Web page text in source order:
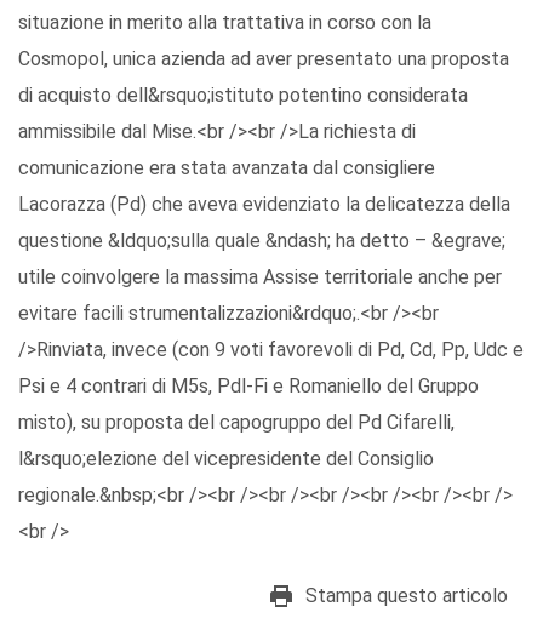
situazione in merito alla trattativa in corso con la
Cosmopol, unica azienda ad aver presentato una proposta
di acquisto dell&rsquo;istituto potentino considerata
ammissibile dal Mise.<br /><br />La richiesta di
comunicazione era stata avanzata dal consigliere
Lacorazza (Pd) che aveva evidenziato la delicatezza della
questione &ldquo;sulla quale &ndash; ha detto – &egrave;
utile coinvolgere la massima Assise territoriale anche per
evitare facili strumentalizzazioni&rdquo;.<br /><br
/>Rinviata, invece (con 9 voti favorevoli di Pd, Cd, Pp, Udc e
Psi e 4 contrari di M5s, Pdl-Fi e Romaniello del Gruppo
misto), su proposta del capogruppo del Pd Cifarelli,
l&rsquo;elezione del vicepresidente del Consiglio
regionale.&nbsp;<br /><br /><br /><br /><br /><br /><br />
<br />
Stampa questo articolo